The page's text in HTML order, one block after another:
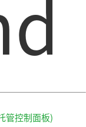
管控制面板)